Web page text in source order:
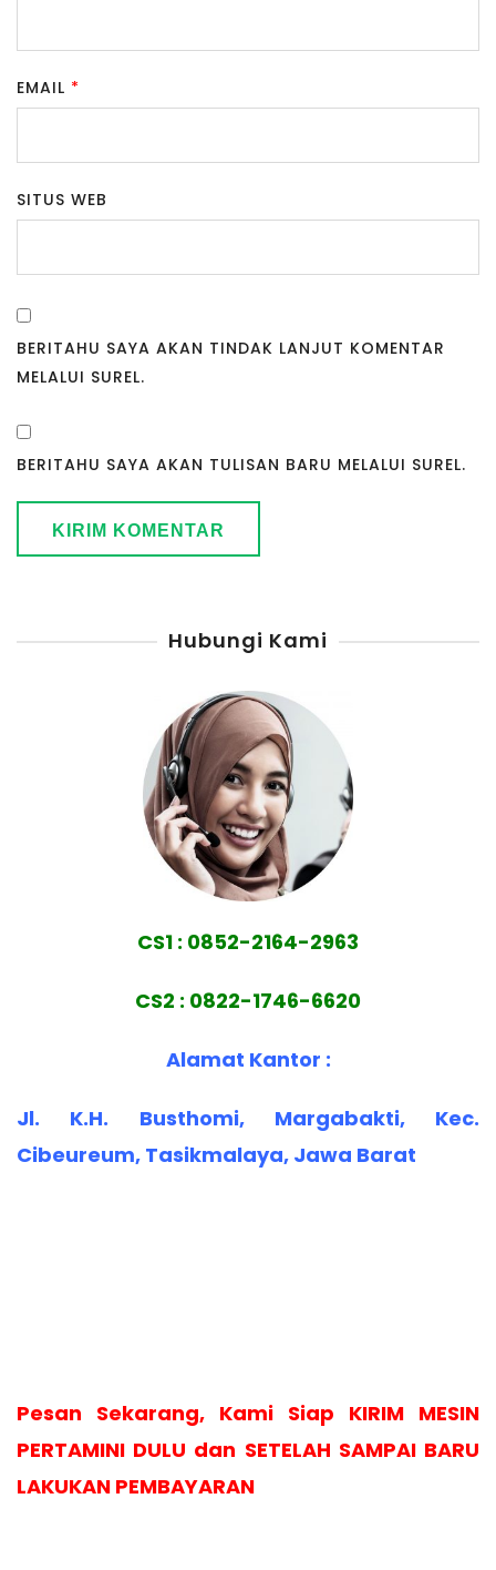
EMAIL *
SITUS WEB
BERITAHU SAYA AKAN TINDAK LANJUT KOMENTAR
MELALUI SUREL.
BERITAHU SAYA AKAN TULISAN BARU MELALUI SUREL.
Hubungi Kami
CS1 : 0852-2164-2963
CS2 : 0822-1746-6620
Alamat Kantor :
Jl. K.H. Busthomi, Margabakti, Kec.
Cibeureum, Tasikmalaya, Jawa Barat
Pesan Sekarang, Kami Siap KIRIM MESIN
PERTAMINI DULU dan SETELAH SAMPAI BARU
LAKUKAN PEMBAYARAN